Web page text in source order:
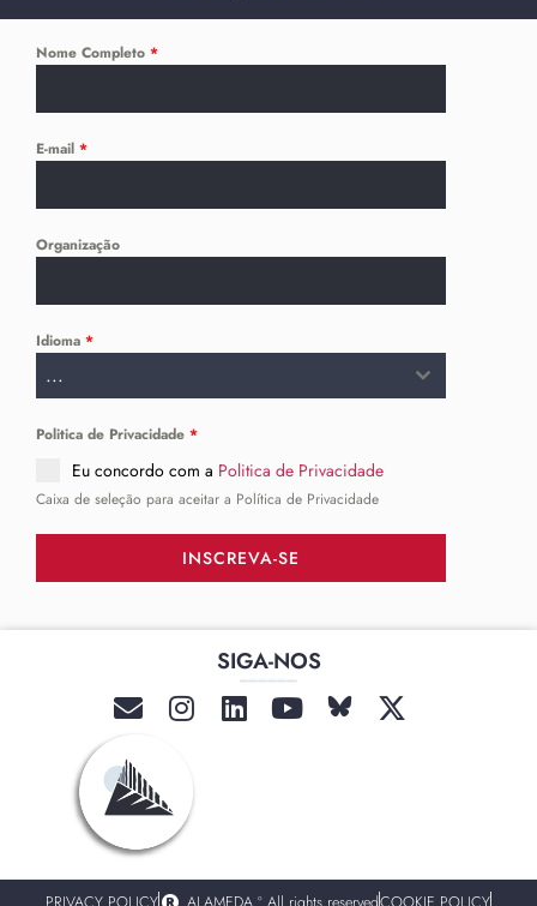
Nome Completo *
E-mail *
Organização
Idioma *
...
Politica de Privacidade *
Eu concordo com a Politica de Privacidade
Caixa de seleção para aceitar a Política de Privacidade
INSCREVA-SE
SIGA-NOS
______